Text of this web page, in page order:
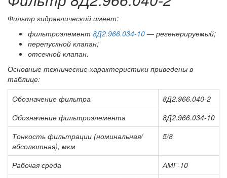
Фильтр гидравлический имеет:
фильтроэлемент 8Д2.966.034-10 — регенерируемый;
перепускной клапан;
отсечной клапан.
Основные технические характеристики приведены в
таблице:
Обозначение фильтра
8Д2.966.040-2
Обозначение фильтроэлемента
8Д2.966.034-10
Тонкость фильтрации (номинальная/
абсолютная), мкм
5/8
Рабочая среда
АМГ-10